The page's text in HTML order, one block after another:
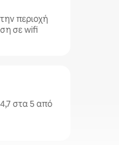
περιοχή
σε wifi
στα 5 από